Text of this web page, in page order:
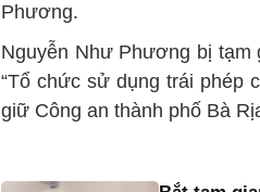
Phương.
Nguyễn Như Phương bị tạm
“Tổ chức sử dụng trái phép
giữ Công an thành phố Bà